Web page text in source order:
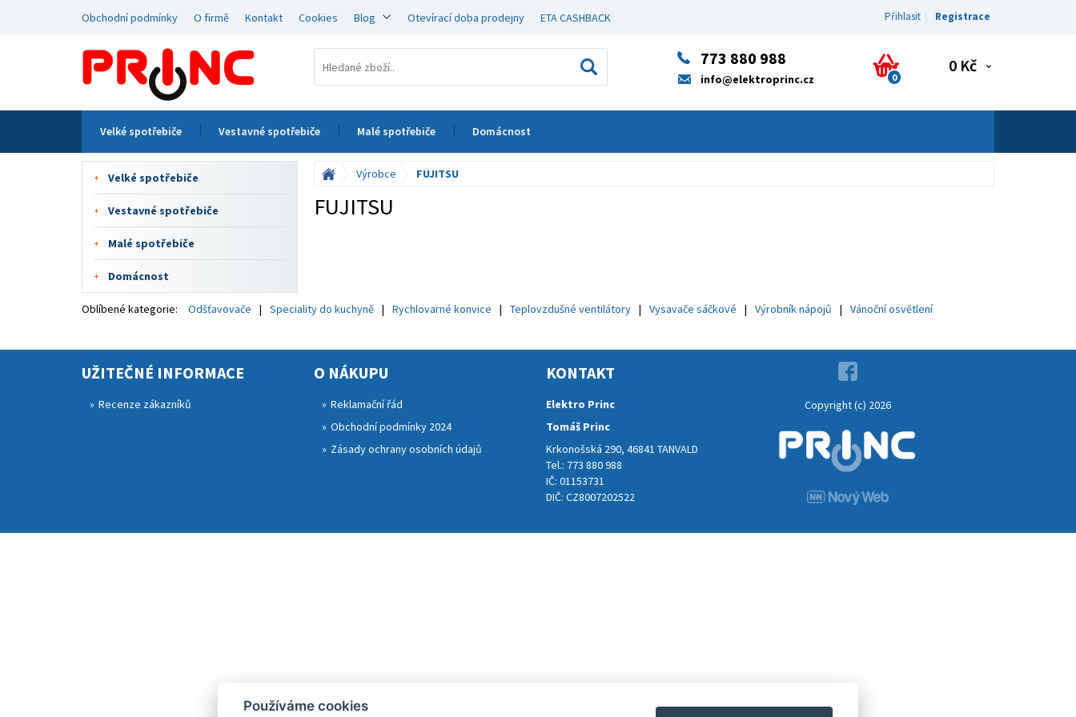
Obchodní podmínky O firmě Kontakt Cookies Blog Otevírací doba prodejny ETA CASHBACK Přihlasit Registrace
773 880 988
info@elektroprinc.cz 0
0 Kč
Velké spotřebiče Vestavné spotřebiče Malé spotřebiče Domácnost
Velké spotřebiče
Vestavné spotřebiče
Malé spotřebiče
Domácnost
Výrobce FUJITSU
FUJITSU
Oblíbené kategorie: Odšťavovače Speciality do kuchyně Rychlovarné konvice Teplovzdušné ventilátory Vysavače sáčkové Výrobník nápojů Vánoční osvětlení
UŽITEČNÉ INFORMACE
Recenze zákazníků
O NÁKUPU
Reklamační řád
Obchodní podmínky 2024
Zásady ochrany osobních údajů
KONTAKT
Elektro Princ
Tomáš Princ
Krkonošská 290, 46841 TANVALD
Tel.: 773 880 988
IČ: 01153731
DIČ: CZ8007202522
Copyright (c) 2026
Používáme cookies